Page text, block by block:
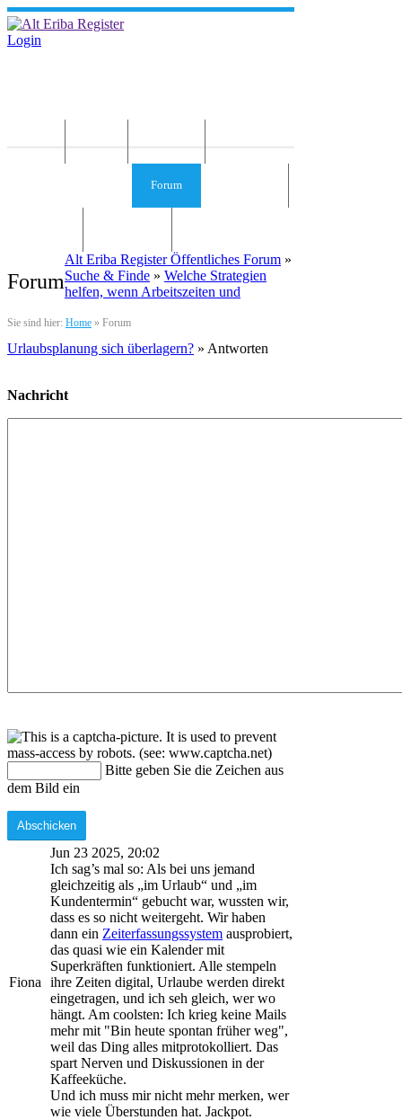
Login
Forum
Forum
Sie sind hier: Home » Forum
Alt Eriba Register Öffentliches Forum »
Suche & Finde » Welche Strategien
helfen, wenn Arbeitszeiten und
Urlaubsplanung sich überlagern? » Antworten
Nachricht
Bitte geben Sie die Zeichen aus
dem Bild ein
Fiona
Jun 23 2025, 20:02
Ich sag’s mal so: Als bei uns jemand
gleichzeitig als „im Urlaub“ und „im
Kundentermin“ gebucht war, wussten wir,
dass es so nicht weitergeht. Wir haben
dann ein Zeiterfassungssystem ausprobiert,
das quasi wie ein Kalender mit
Superkräften funktioniert. Alle stempeln
ihre Zeiten digital, Urlaube werden direkt
eingetragen, und ich seh gleich, wer wo
hängt. Am coolsten: Ich krieg keine Mails
mehr mit "Bin heute spontan früher weg",
weil das Ding alles mitprotokolliert. Das
spart Nerven und Diskussionen in der
Kaffeeküche.
Und ich muss mir nicht mehr merken, wer
wie viele Überstunden hat. Jackpot.